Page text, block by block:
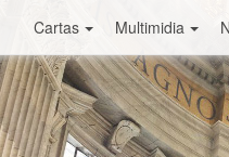
Cartas Multimidia